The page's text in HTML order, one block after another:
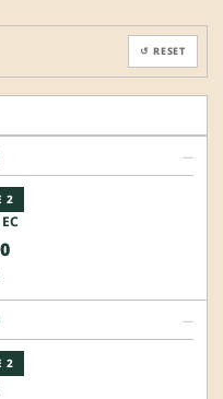
↺ RESET
2
—
2
—